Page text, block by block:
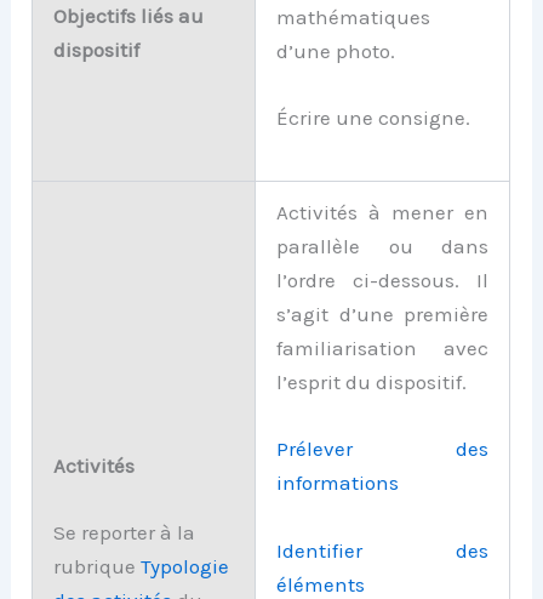
Objectifs liés au
dispositif
mathématiques
d’une photo.
Écrire une consigne.
Activités
Se reporter à la
rubriqueTypologie
Activités à mener en
parallèle ou dans
l’ordre ci-dessous. Il
s’agit d’une première
familiarisation avec
l’esprit du dispositif.
Prélever des
informations
Identifier des
éléments